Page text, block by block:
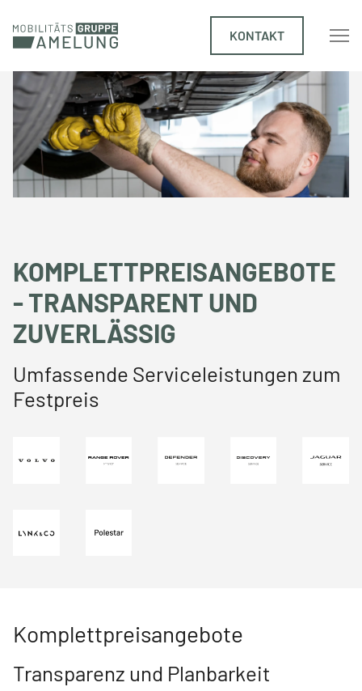
KONTAKT
KOMPLETT­PREIS­ANGEBOTE
- TRANSPA­RENT UND
ZUVER­LÄSSIG
Umfassende Service­leistungen zum
Fest­preis
Komplettpreis­angebote
Transparenz und Plan­barkeit